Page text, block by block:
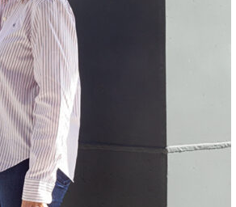
MUBB DESIGN STUDIO – ESPECIAL
INTERIORISMO & DECORACIÓN 2026